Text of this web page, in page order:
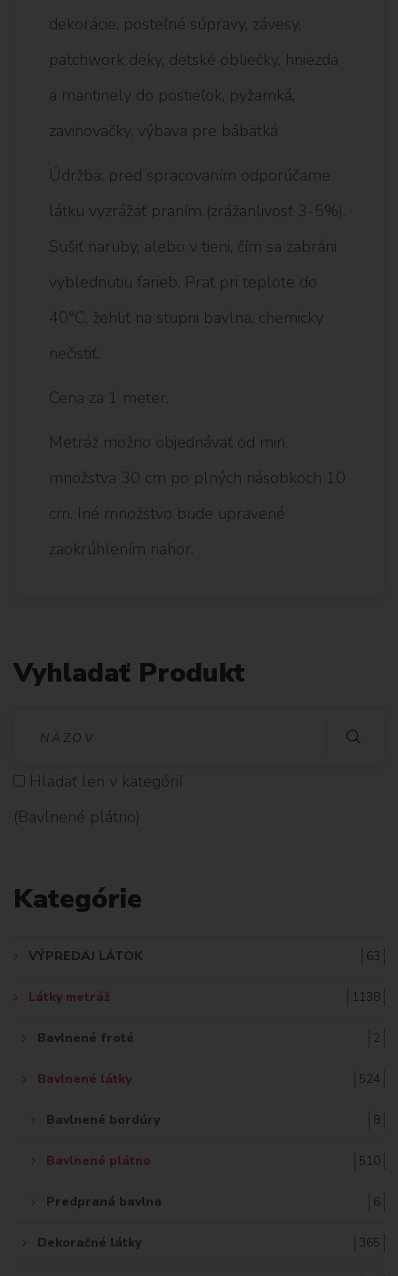
dekorácie, posteľné súpravy, závesy,
patchwork deky, detské obliečky, hniezda
a mantinely do postieľok, pyžamká,
zavinovačky, výbava pre bábätká
Údržba: pred spracovaním odporúčame
látku vyzrážať praním (zrážanlivosť 3-5%).
Sušiť naruby, alebo v tieni, čím sa zabráni
vyblednutiu farieb. Prať pri teplote do
40°C, žehliť na stupni bavlna, chemicky
nečistiť.
Cena za 1 meter.
Metráž možno objednávať od min.
množstva 30 cm po plných násobkoch 10
cm. Iné množstvo bude upravené
zaokrúhlením nahor.
Vyhladať Produkt
D
Hladať len v kategórií
(Bavlnené plátno)
Kategórie
VÝPREDAJ LÁTOK 63
Látky metráž 1138
Bavlnené froté 2
Bavlnené látky 524
Bavlnené bordúry 8
Bavlnené plátno 510
Predpraná bavlna 6
Dekoračné látky 365